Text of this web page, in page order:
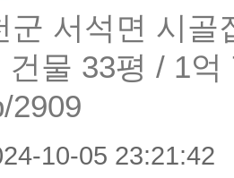
군 서석면 시
건물 33평 / 1
2909
10-05 23:21:42